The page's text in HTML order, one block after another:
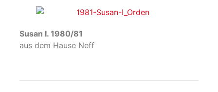
Susan I. 1980/81
aus dem Hause Neff